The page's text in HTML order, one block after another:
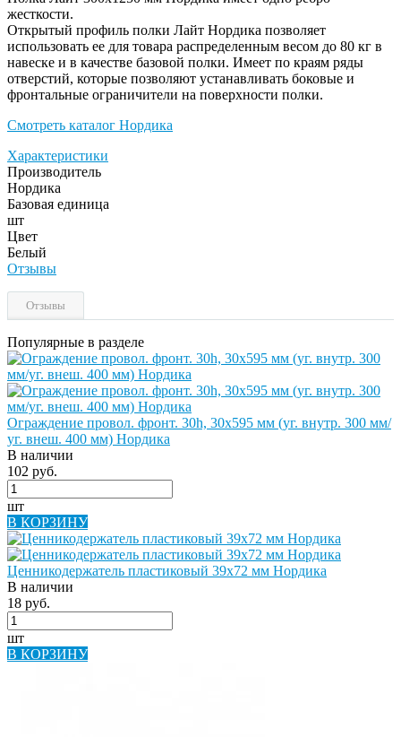
жесткости.
Открытый профиль полки Лайт Нордика позволяет
использовать ее для товара распределенным весом до 80 кг в
навеске и в качестве базовой полки. Имеет по краям ряды
отверстий, которые позволяют устанавливать боковые и
фронтальные ограничители на поверхности полки.
Смотреть каталог Нордика
Характеристики
Производитель
Нордика
Базовая единица
шт
Цвет
Белый
Отзывы
Отзывы
Популярные в разделе
Ограждение провол. фронт. 30h, 30х595 мм (уг. внутр. 300 мм/
уг. внеш. 400 мм) Нордика
В наличии
102 руб.
шт
В КОРЗИНУ
Ценникодержатель пластиковый 39х72 мм Нордика
В наличии
18 руб.
шт
В КОРЗИНУ